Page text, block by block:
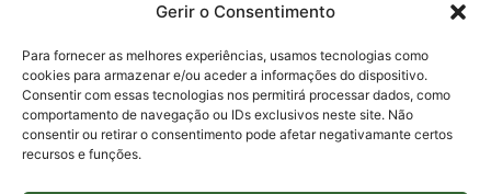
Gerir o Consentimento
Para fornecer as melhores experiências, usamos tecnologias como
cookies para armazenar e/ou aceder a informações do dispositivo.
Consentir com essas tecnologias nos permitirá processar dados, como
comportamento de navegação ou IDs exclusivos neste site. Não
consentir ou retirar o consentimento pode afetar negativamante certos
recursos e funções.
Para assuntos relacionados à Pesquisa
pesquisa@fapesc.sc.gov.br
Para assuntos relacionados à Inovação
inovacao@fapesc.sc.gov.br
Para assuntos relacionados à Bolsas
bolsas@fapesc.sc.gov.br
Para assuntos relacionados à Prestação de Contas